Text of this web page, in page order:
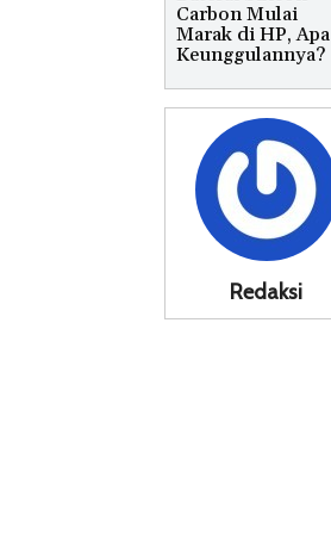
Carbon Mulai
Marak di HP, Apa
Keunggulannya?
Redaksi